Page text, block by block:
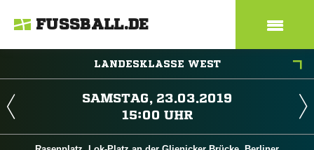
FUSSBALL.DE
LANDESKLASSE WEST
 
 